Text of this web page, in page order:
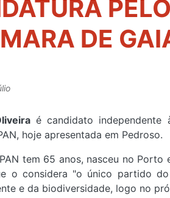
DE
é candidato independente
hoje apresentada em Pedroso.
tem 65 anos, nasceu no
o considera "o único partido
e da biodiversidade, logo no